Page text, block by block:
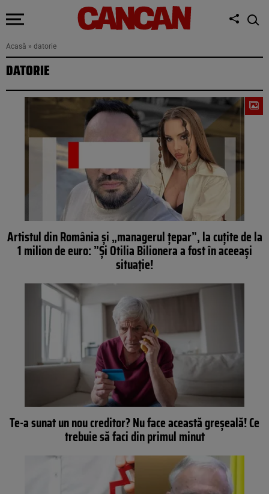
Acasă » datorie
DATORIE
Artistul din România și „managerul țepar”, la cuțite de la
1 milion de euro: ”Și Otilia Bilionera a fost în aceeași
situație!
Te-a sunat un nou creditor? Nu face această greșeală! Ce
trebuie să faci din primul minut